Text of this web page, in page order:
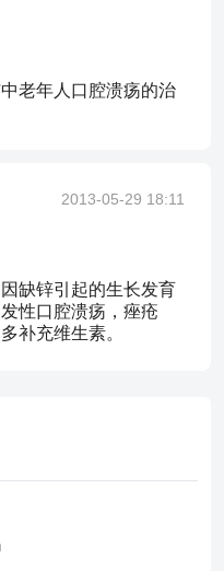
老年人口腔溃疡的治
2013-05-29 18:11
缺锌引起的生长发育
性口腔溃疡，痤疮
补充维生素。